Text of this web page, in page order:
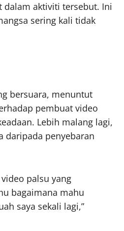
aktiviti tersebut. Ini
sering kali tidak
bersuara, menuntut
pembuat video
Lebih malang lagi,
daripada penyebaran
palsu yang
bagaimana mahu
saya sekali lagi,”